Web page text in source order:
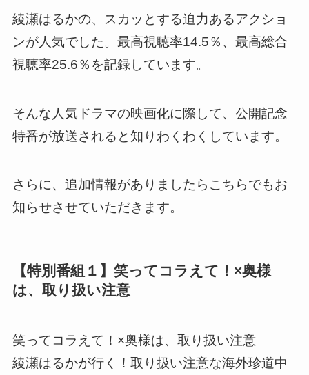
綾瀬はるかの、スカッとする迫力あるアクショ
ンが人気でした。最高視聴率14.5％、最高総合
視聴率25.6％を記録しています。
そんな人気ドラマの映画化に際して、公開記念
特番が放送されると知りわくわくしています。
さらに、追加情報がありましたらこちらでもお
知らせさせていただきます。
【特別番組１】笑ってコラえて！×奥様
は、取り扱い注意
笑ってコラえて！×奥様は、取り扱い注意
綾瀬はるかが行く！取り扱い注意な海外珍道中